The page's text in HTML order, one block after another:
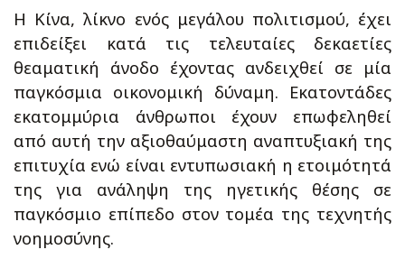
Η Κίνα, λίκνο ενός μεγάλου πολιτισμού, έχει
επιδείξει κατά τις τελευταίες δεκαετίες
θεαματική άνοδο έχοντας ανδειχθεί σε μία
παγκόσμια οικονομική δύναμη. Εκατοντάδες
εκατομμύρια άνθρωποι έχουν επωφεληθεί
από αυτή την αξιοθαύμαστη αναπτυξιακή της
επιτυχία ενώ είναι εντυπωσιακή η ετοιμότητά
της για ανάληψη της ηγετικής θέσης σε
παγκόσμιο επίπεδο στον τομέα της τεχνητής
νοημοσύνης.